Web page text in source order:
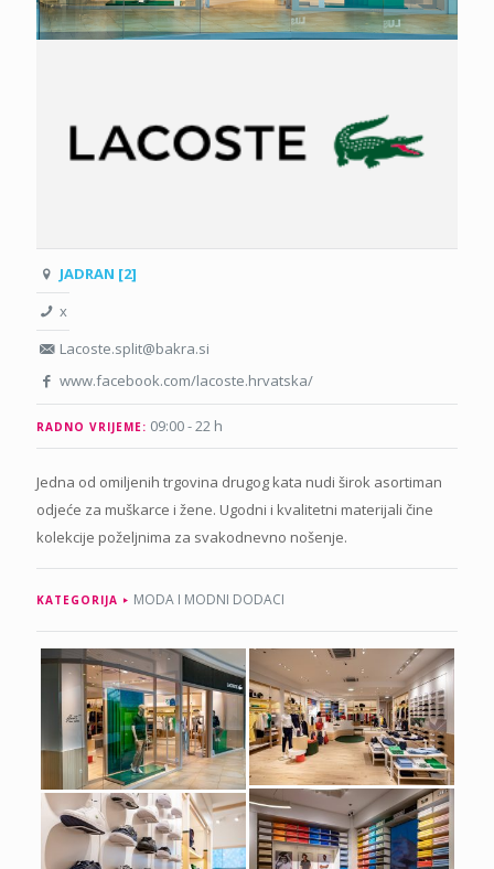
JADRAN [2]
x
Lacoste.split@bakra.si
www.facebook.com/lacoste.hrvatska/
RADNO VRIJEME: 09:00 - 22 h
Jedna od omiljenih trgovina drugog kata nudi širok asortiman
odjeće za muškarce i žene. Ugodni i kvalitetni materijali čine
kolekcije poželjnima za svakodnevno nošenje.
KATEGORIJA MODA I MODNI DODACI